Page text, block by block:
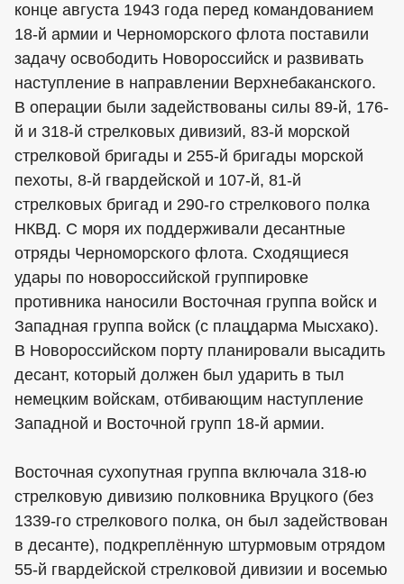
конце августа 1943 года перед командованием
18-й армии и Черноморского флота поставили
задачу освободить Новороссийск и развивать
наступление в направлении Верхнебаканского.
В операции были задействованы силы 89-й, 176-
й и 318-й стрелковых дивизий, 83-й морской
стрелковой бригады и 255-й бригады морской
пехоты, 8-й гвардейской и 107-й, 81-й
стрелковых бригад и 290-го стрелкового полка
НКВД. С моря их поддерживали десантные
отряды Черноморского флота. Сходящиеся
удары по новороссийской группировке
противника наносили Восточная группа войск и
Западная группа войск (с плацдарма Мысхако).
В Новороссийском порту планировали высадить
десант, который должен был ударить в тыл
немецким войскам, отбивающим наступление
Западной и Восточной групп 18-й армии.
Восточная сухопутная группа включала 318-ю
стрелковую дивизию полковника Вруцкого (без
1339-го стрелкового полка, он был задействован
в десанте), подкреплённую штурмовым отрядом
55-й гвардейской стрелковой дивизии и восемью